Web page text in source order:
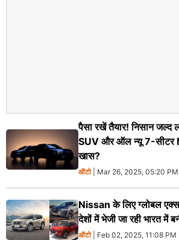
पैसा रखें तैयार! निसान जल्द
SUV और ऑल न्यू 7-सीटर
खास?
ऑटो| Mar 26, 2025, 05:20 PM
Nissan के लिए ग्लोबल
देशों में भेजी जा रही भारत में
ऑटो| Feb 02, 2025, 11:08 PM